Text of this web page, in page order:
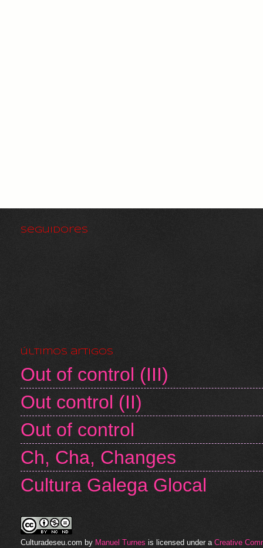
Seguidores
últimos artigos
Out of control (III)
Out control (II)
Out of control
Ch, Cha, Changes
Cultura Galega Glocal
Culturadeseu.com by Manuel Turnes is licensed under a Creative